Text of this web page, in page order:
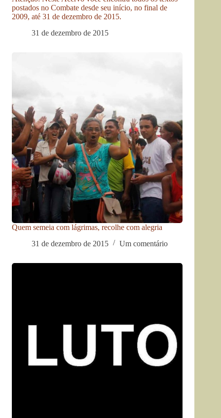
postados no Combate desde seu início, no final de
2009, até 31 de dezembro de 2015.
31 de dezembro de 2015
Quem semeia com lágrimas, recolhe com alegria
31 de dezembro de 2015
Um comentário